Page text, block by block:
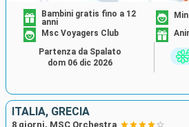
Bambini gratis fino a 12
anni
Msc Voyagers Club
Partenza da Spalato
dom 06 dic 2026
ITALIA, GRECIA
8 giorni, MSC Orchestra